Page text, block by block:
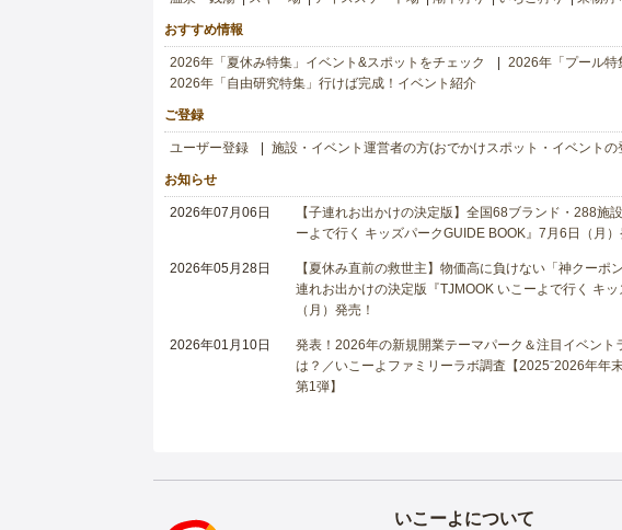
おすすめ情報
2026年「夏休み特集」イベント&スポットをチェック
2026年「プール特
2026年「自由研究特集」行けば完成！イベント紹介
ご登録
ユーザー登録 施設・イベント運営者の方(おでかけスポット・イベントの
お知らせ
2026年07月06日
【子連れお出かけの決定版】全国68ブランド・288施
ーよで行く キッズパークGUIDE BOOK』7月6日（月）
2026年05月28日
【夏休み直前の救世主】物価高に負けない「神クーポ
連れお出かけの決定版『TJMOOK いこーよで行く キ
（月）発売！
2026年01月10日
発表！2026年の新規開業テーマパーク＆注目イベン
は？／いこーよファミリーラボ調査【2025⁻2026年年
第1弾】
いこーよについて